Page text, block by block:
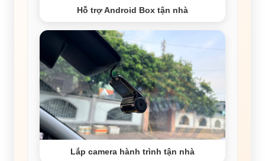
Hỗ trợ Android Box tận nhà
Lắp camera hành trình tận nhà